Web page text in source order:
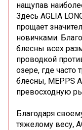
нащупав
Здесь AGLIA
прощает
новичками.
блесны всех
проводкой
озере, где
блесны, MEPPS
превосходную
Благодаря
тяжелому весу,